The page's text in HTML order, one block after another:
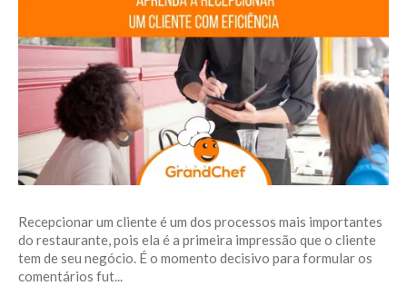
Recepcionar um cliente é um dos processos mais importantes
do restaurante, pois ela é a primeira impressão que o cliente
tem de seu negócio. É o momento decisivo para formular os
comentários fut...